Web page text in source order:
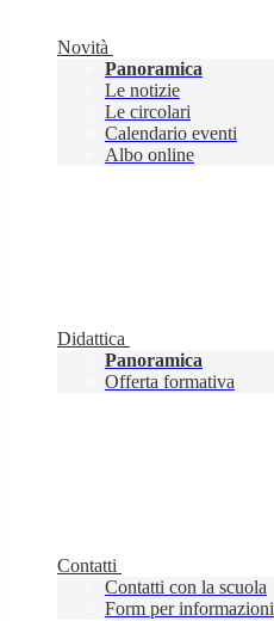
Novità
Panoramica
Le notizie
Le circolari
Calendario eventi
Albo online
Didattica
Panoramica
Offerta formativa
Contatti
Contatti con la scuola
Form per informazioni